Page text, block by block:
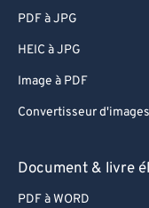
PDF à JPG
HEIC à JPG
Image à PDF
Convertisseur d'images
Document & livre
PDF à WORD